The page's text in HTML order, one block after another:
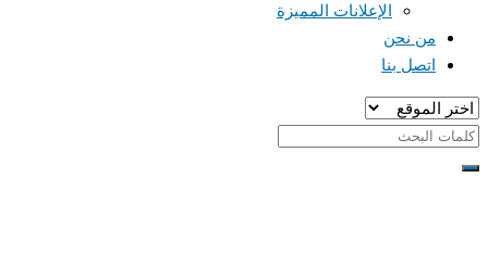
الإعلانات المميزة
من نحن
اتصل بنا